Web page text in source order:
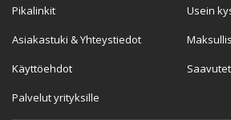
Pikalinkit
Asiakastuki & Yhteystiedot
Käyttöehdot
Palvelut yrityksille
Usein